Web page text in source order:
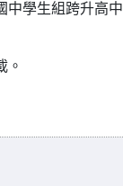
中學生組跨升高中
。